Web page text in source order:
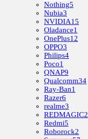
Nothing5
Nubia3
NVIDIA15
Oladance1
OnePlus12
OPPO3
Philips4
Poco1
QNAP9
Qualcomm34
Ray-Ban1
Razer6
realme3
REDMAGIC2
Redmi5
Roborock2